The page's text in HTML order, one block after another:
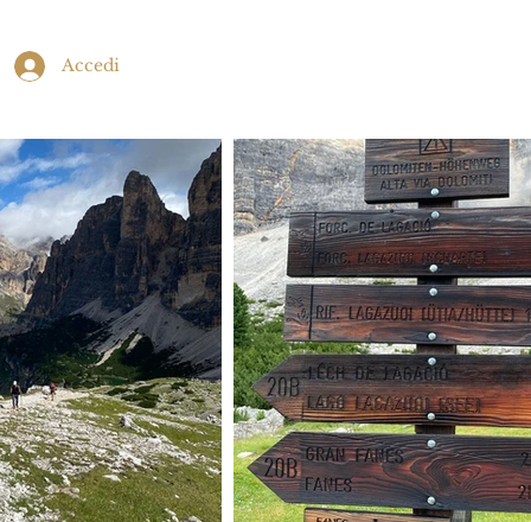
Accedi